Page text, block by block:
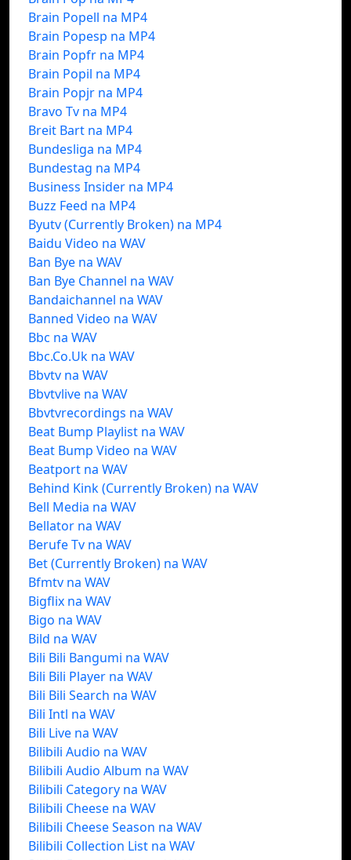
Brain Popell na MP4
Brain Popesp na MP4
Brain Popfr na MP4
Brain Popil na MP4
Brain Popjr na MP4
Bravo Tv na MP4
Breit Bart na MP4
Bundesliga na MP4
Bundestag na MP4
Business Insider na MP4
Buzz Feed na MP4
Byutv (Currently Broken) na MP4
Baidu Video na WAV
Ban Bye na WAV
Ban Bye Channel na WAV
Bandaichannel na WAV
Banned Video na WAV
Bbc na WAV
Bbc.Co.Uk na WAV
Bbvtv na WAV
Bbvtvlive na WAV
Bbvtvrecordings na WAV
Beat Bump Playlist na WAV
Beat Bump Video na WAV
Beatport na WAV
Behind Kink (Currently Broken) na WAV
Bell Media na WAV
Bellator na WAV
Berufe Tv na WAV
Bet (Currently Broken) na WAV
Bfmtv na WAV
Bigflix na WAV
Bigo na WAV
Bild na WAV
Bili Bili Bangumi na WAV
Bili Bili Player na WAV
Bili Bili Search na WAV
Bili Intl na WAV
Bili Live na WAV
Bilibili Audio na WAV
Bilibili Audio Album na WAV
Bilibili Category na WAV
Bilibili Cheese na WAV
Bilibili Cheese Season na WAV
Bilibili Collection List na WAV